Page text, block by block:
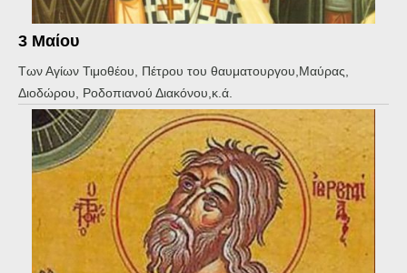
3 Μαίου
Των Αγίων Τιμοθέου, Πέτρου του θαυματουργου,Μαύρας,
Διοδώρου, Ροδοπιανού Διακόνου,κ.ά.